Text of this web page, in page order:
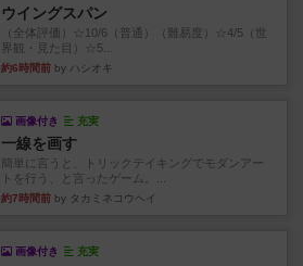
ウイングスパン
（全体評価）☆10/6（普通）（難易度）☆4/5（世
界観・見た目）☆5...
約6時間前 by ハシオキ
画像付き 充実
一線を画す
簡単に言うと、トリックテイキングでモダンアー
トを行う、と言ったゲーム。...
約7時間前 by タカミネコウヘイ
画像付き 充実